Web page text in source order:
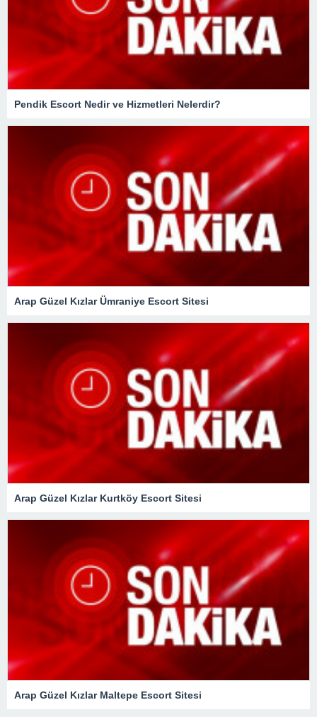
Pendik Escort Nedir ve Hizmetleri Nelerdir?
Arap Güzel Kızlar Ümraniye Escort Sitesi
Arap Güzel Kızlar Kurtköy Escort Sitesi
Arap Güzel Kızlar Maltepe Escort Sitesi